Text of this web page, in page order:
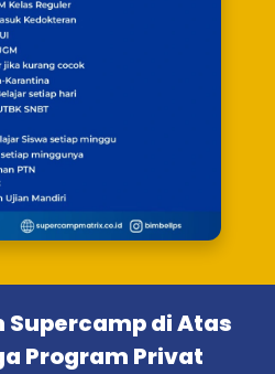
Supercamp di Atas
Program Privat